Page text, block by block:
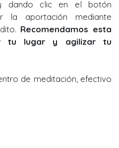
dando clic en el botón
la aportación mediante
Recomendamos esta
tu lugar y agilizar tu
de meditación, efectivo